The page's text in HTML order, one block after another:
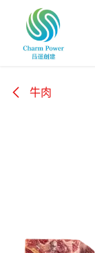
跳至內容
牛肉